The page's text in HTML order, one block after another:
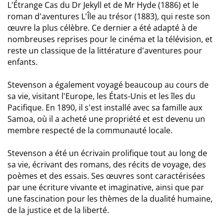
L'Étrange Cas du Dr Jekyll et de Mr Hyde (1886) et le
roman d'aventures L'Île au trésor (1883), qui reste son
œuvre la plus célèbre. Ce dernier a été adapté à de
nombreuses reprises pour le cinéma et la télévision, et
reste un classique de la littérature d'aventures pour
enfants.
Stevenson a également voyagé beaucoup au cours de
sa vie, visitant l'Europe, les États-Unis et les îles du
Pacifique. En 1890, il s'est installé avec sa famille aux
Samoa, où il a acheté une propriété et est devenu un
membre respecté de la communauté locale.
Stevenson a été un écrivain prolifique tout au long de
sa vie, écrivant des romans, des récits de voyage, des
poèmes et des essais. Ses œuvres sont caractérisées
par une écriture vivante et imaginative, ainsi que par
une fascination pour les thèmes de la dualité humaine,
de la justice et de la liberté.